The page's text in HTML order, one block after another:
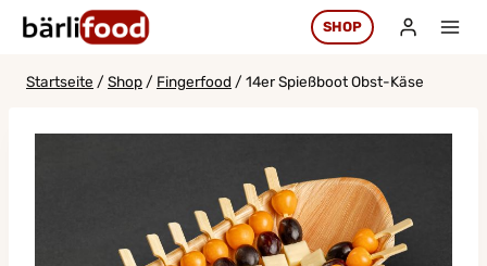
Inhalt
SHOP
Startseite / Shop / Fingerfood / 14er Spießboot Obst-Käse